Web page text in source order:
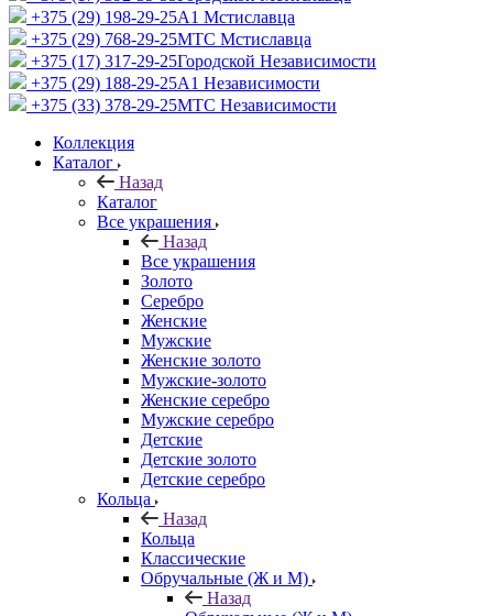
+375 (29) 198-29-25A1 Мстиславца
+375 (29) 768-29-25МТС Мстиславца
+375 (17) 317-29-25Городской Независимости
+375 (29) 188-29-25A1 Независимости
+375 (33) 378-29-25МТС Независимости
Коллекция
Каталог
Назад
Каталог
Все украшения
Назад
Все украшения
Золото
Серебро
Женские
Мужские
Женские золото
Мужские-золото
Женские серебро
Мужские серебро
Детские
Детские золото
Детские серебро
Кольца
Назад
Кольца
Классические
Обручальные (Ж и М)
Назад